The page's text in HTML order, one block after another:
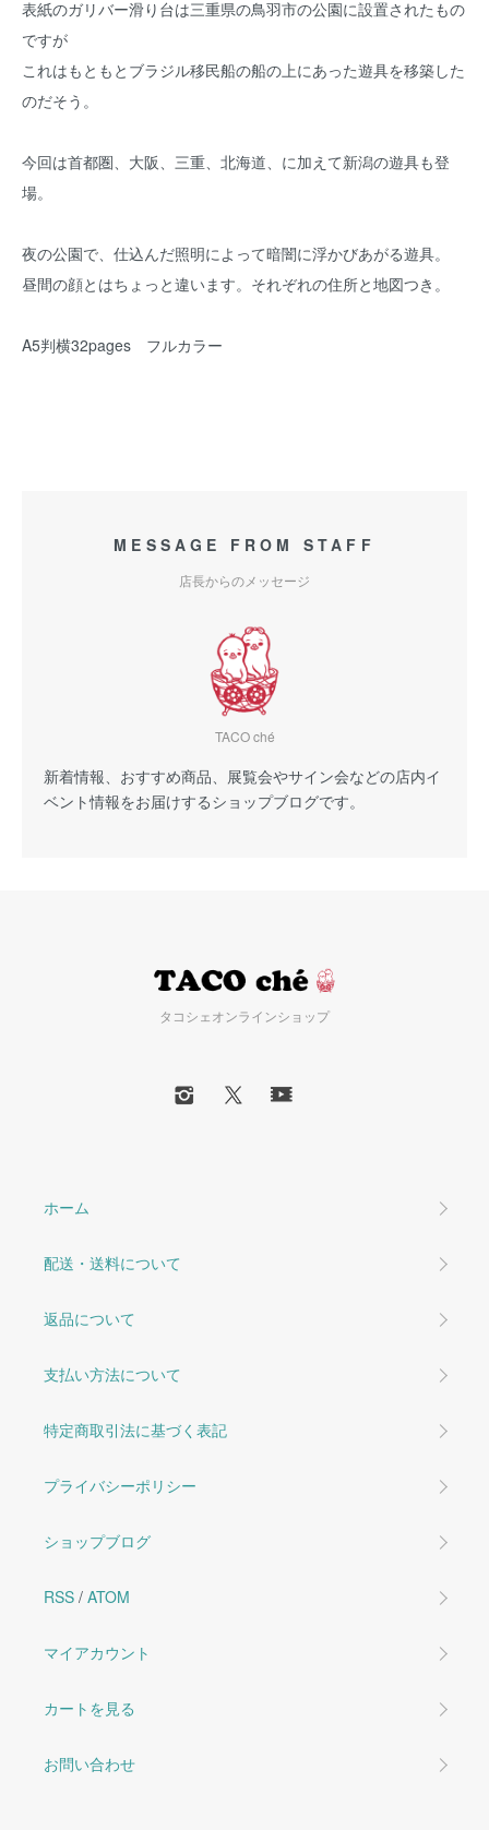
表紙のガリバー滑り台は三重県の鳥羽市の公園に設置されたもの
ですが
これはもともとブラジル移民船の船の上にあった遊具を移築した
のだそう。
今回は首都圏、大阪、三重、北海道、に加えて新潟の遊具も登
場。
夜の公園で、仕込んだ照明によって暗闇に浮かびあがる遊具。
昼間の顔とはちょっと違います。それぞれの住所と地図つき。
A5判横32pages フルカラー
MESSAGE FROM STAFF
店長からのメッセージ
TACO ché
新着情報、おすすめ商品、展覧会やサイン会などの店内イ
ベント情報をお届けするショップブログです。
タコシェオンラインショップ
ホーム
配送・送料について
返品について
支払い方法について
特定商取引法に基づく表記
プライバシーポリシー
ショップブログ
RSS / ATOM
マイアカウント
カートを見る
お問い合わせ